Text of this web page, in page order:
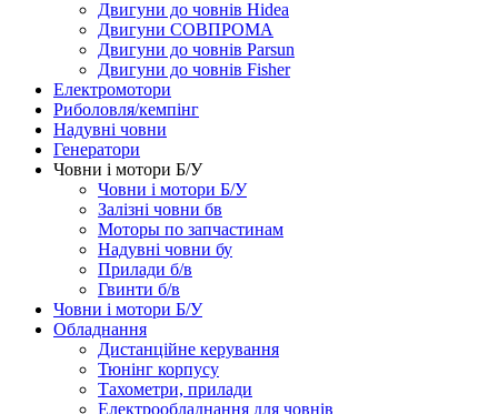
Двигуни до човнів Hidea
Двигуни СОВПРОМА
Двигуни до човнів Parsun
Двигуни до човнів Fisher
Електромотори
Риболовля/кемпінг
Надувні човни
Генератори
Човни і мотори Б/У
Човни і мотори Б/У
Залізні човни бв
Моторы по запчастинам
Надувні човни бу
Прилади б/в
Гвинти б/в
Човни і мотори Б/У
Обладнання
Дистанційне керування
Тюнінг корпусу
Тахометри, прилади
Електрообладнання для човнів